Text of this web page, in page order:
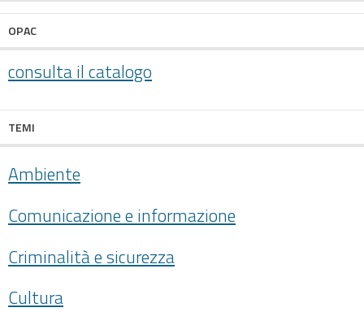
OPAC
consulta il catalogo
TEMI
Ambiente
Comunicazione e informazione
Criminalità e sicurezza
Cultura